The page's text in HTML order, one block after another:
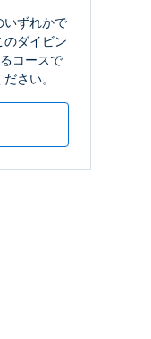
いずれかで
のダイビン
コースで
さい。